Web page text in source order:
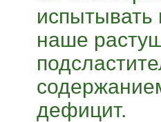
испытывать
наше
дефицит.